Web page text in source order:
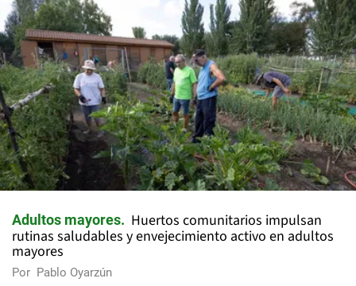
Adultos mayores
Huertos comunitarios impulsan
rutinas saludables y envejecimiento activo en adultos
mayores
Por Pablo Oyarzún